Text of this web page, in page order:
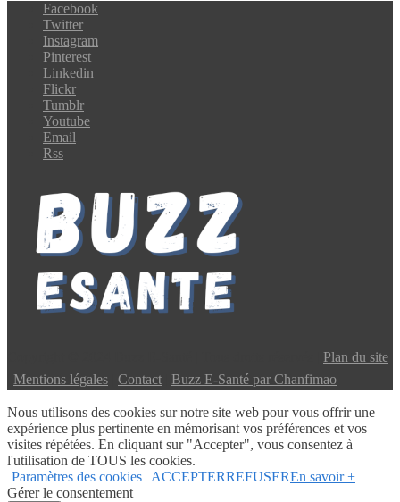
Facebook
Twitter
Instagram
Pinterest
Linkedin
Flickr
Tumblr
Youtube
Email
Rss
Plan du site
Mentions légales Contact Buzz E-Santé par Chanfimao
Nous utilisons des cookies sur notre site web pour vous offrir une
expérience plus pertinente en mémorisant vos préférences et vos
visites répétées. En cliquant sur "Accepter", vous consentez à
l'utilisation de TOUS les cookies.
Paramètres des cookies
ACCEPTERREFUSEREn savoir +
Gérer le consentement